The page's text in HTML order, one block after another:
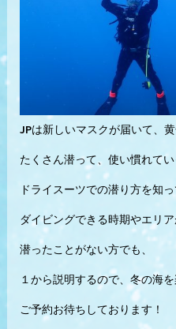
JPは新しいマスクが届いて、
たくさん潜って、使い慣れて
ドライスーツでの潜り方を知っ
ダイビングできる時期やエリ
潜ったことがない方でも、
１から説明するので、冬の海
ご予約お待ちしております！